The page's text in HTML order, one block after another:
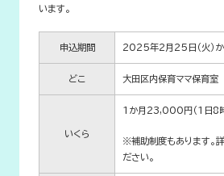
います。
申込期間 2025年2月25日（火）か
どこ 大田区内保育ママ保育
いくら
1か月23,000円（1日8時
※補助制度もあります。
ださい。